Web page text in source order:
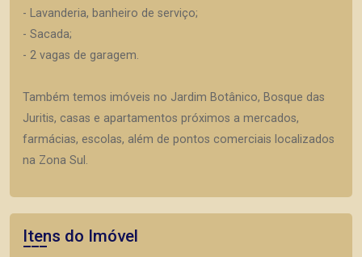
- Lavanderia, banheiro de serviço;
- Sacada;
- 2 vagas de garagem.
Também temos imóveis no Jardim Botânico, Bosque das
Juritis, casas e apartamentos próximos a mercados,
farmácias, escolas, além de pontos comerciais localizados
na Zona Sul.
Itens do Imóvel